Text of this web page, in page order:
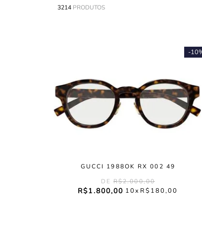
3214 PRODUTOS
-
GUCCI 1988OK RX 002 49
R$2.000,00
R$1 .800,00 10 R$ 180,00